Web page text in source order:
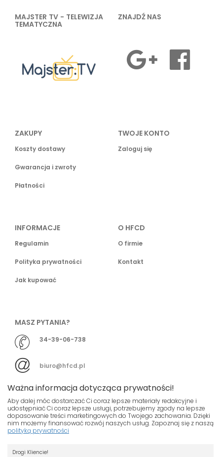
MAJSTER TV - TELEWIZJA
TEMATYCZNA
ZNAJDŹ NAS
ZAKUPY
Koszty dostawy
Gwarancja i zwroty
Płatności
TWOJE KONTO
Zaloguj się
INFORMACJE
Regulamin
Polityka prywatności
Jak kupować
O HFCD
O firmie
Kontakt
MASZ PYTANIA?
34-39-06-738
biuro@hfcd.pl
© HFCD - HF Centrum Dystrybucyjne- Wszelkie prawa
Ważna informacja dotycząca prywatności!
Aby dalej móc dostarczać Ci coraz lepsze materiały redakcyjne i
udostępniać Ci coraz lepsze usługi, potrzebujemy zgody na lepsze
dopasowanie treści marketingowych do Twojego zachowania. Dzięki
nim możemy finansować rozwój naszych usług. Zapoznaj się z naszą
polityką prywatności
Drogi Kliencie!